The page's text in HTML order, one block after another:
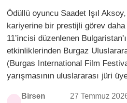
Ödüllü oyuncu Saadet Işıl
kariyerine bir prestijli görev daha
11’incisi düzenlenen
etkinliklerinden Burgaz
(Burgas International Film
yarışmasının uluslararası jüri
Birsen
27 Temmuz